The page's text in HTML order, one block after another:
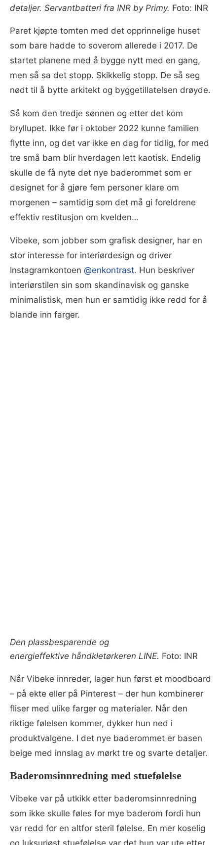
detaljer. Servantbatteri fra INR by Primy. Foto: INR
Paret kjøpte tomten med det opprinnelige huset
som bare hadde to soverom allerede i 2017. De
startet planene med å bygge nytt med en gang,
men så sa det stopp. Skikkelig stopp. De så seg
nødt til å bytte arkitekt og byggetillatelsen drøyde.
Så kom den tredje sønnen og etter det kom
bryllupet. Ikke før i oktober 2022 kunne familien
flytte inn, og det var ikke en dag for tidlig, for med
tre små barn blir hverdagen lett kaotisk. Endelig
skulle de få nyte det nye baderommet som er
designet for å gjøre fem personer klare om
morgenen – samtidig som det må gi foreldrene
effektiv restitusjon om kvelden…
Vibeke, som jobber som grafisk designer, har en
stor interesse for interiørdesign og driver
Instagramkontoen @enkontrast. Hun beskriver
interiørstilen sin som skandinavisk og ganske
minimalistisk, men hun er samtidig ikke redd for å
blande inn farger.
Den plassbesparende og
energieffektive håndkletørkeren LINE. Foto: INR
Når Vibeke innreder, lager hun først et moodboard
– på ekte eller på Pinterest – der hun kombinerer
fliser med ulike farger og materialer. Når den
riktige følelsen kommer, dykker hun ned i
produktvalgene. I det nye baderommet er basen
beige med innslag av mørkt tre og svarte detaljer.
Baderomsinnredning med stuefølelse
Vibeke var på utkikk etter baderomsinnredning
som ikke skulle føles for mye baderom fordi hun
var redd for en altfor steril følelse. En mer koselig
og luksuriøst stuefølelse var det hun var ute etter,